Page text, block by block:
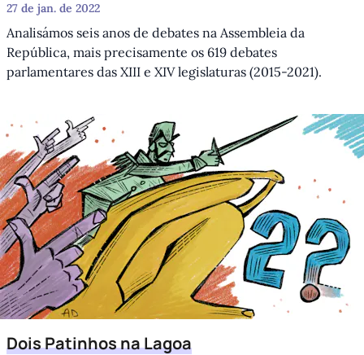
27 de jan. de 2022
Analisámos seis anos de debates na Assembleia da
República, mais precisamente os 619 debates
parlamentares das XIII e XIV legislaturas (2015-2021).
Dois Patinhos na Lagoa